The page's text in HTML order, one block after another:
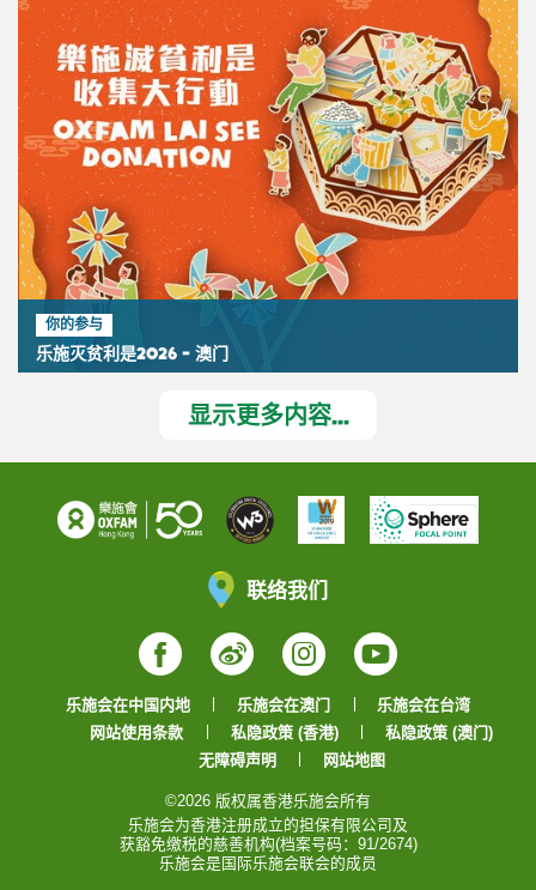
你的参与
乐施灭贫利是2026 - 澳门
显示更多内容...
联络我们
Facebook
WeiboInstagram
YouTube
乐施会在中国内地 乐施会在澳门
乐施会在台湾
网站使用条款
私隐政策 (香港)
私隐政策 (澳门)
无障碍声明
网站地图
©2026 版权属香港乐施会所有
乐施会为香港注册成立的担保有限公司及
获豁免缴税的慈善机构(档案号码：91/2674)
乐施会是国际乐施会联会的成员